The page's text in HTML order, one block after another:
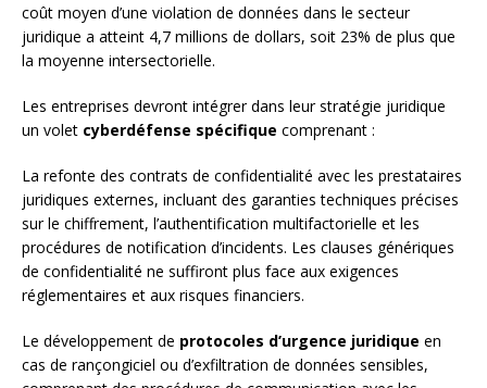
coût moyen d’une violation de données dans le secteur
juridique a atteint 4,7 millions de dollars, soit 23% de plus que
la moyenne intersectorielle.
Les entreprises devront intégrer dans leur stratégie juridique
un volet cyberdéfense spécifique comprenant :
La refonte des contrats de confidentialité avec les prestataires
juridiques externes, incluant des garanties techniques précises
sur le chiffrement, l’authentification multifactorielle et les
procédures de notification d’incidents. Les clauses génériques
de confidentialité ne suffiront plus face aux exigences
réglementaires et aux risques financiers.
Le développement de protocoles d’urgence juridique en
cas de rançongiciel ou d’exfiltration de données sensibles,